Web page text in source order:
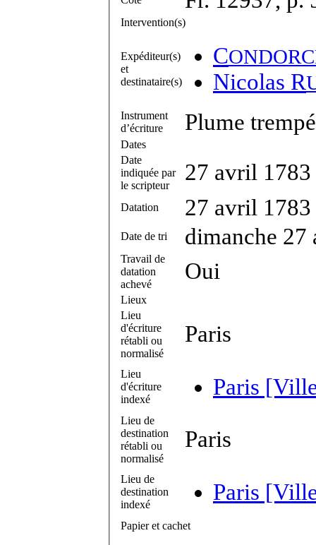
Intervention(s)
Expéditeur(s)
et
destinataire(s)
C
Nicolas R
Instrument
d’écriture
Plume
Dates
Date
indiquée par
le scripteur
27 avril 1783
Datation 27 avril 1783
Date de tri dimanche
Travail de
datation
achevé
Oui
Lieux
Lieu
d'écriture
rétabli ou
normalisé
Paris
Lieu
d'écriture
indexé
Paris
Lieu de
destination
rétabli ou
normalisé
Paris
Lieu de
destination
indexé
Paris
Papier et cachet